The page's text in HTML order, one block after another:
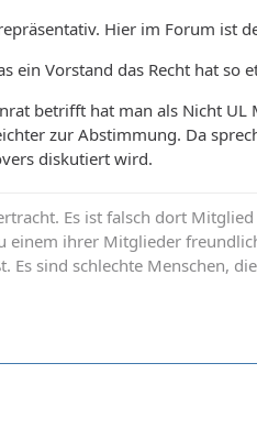
Hier im Forum ist
ein Vorstand das Recht hat so
betrifft hat man als Nicht
zur Abstimmung. Da
diskutiert wird.
Es ist falsch dort
einem ihrer Mitglieder
Es sind schlechte Menschen,